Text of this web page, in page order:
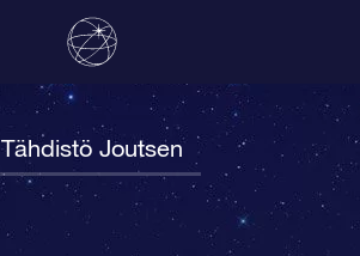
Tähdistö Joutsen